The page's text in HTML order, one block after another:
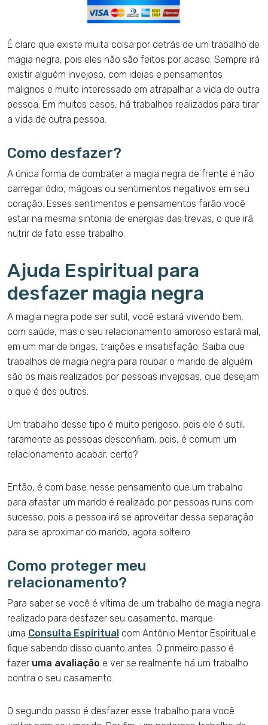
É claro que existe muita coisa por detrás de um trabalho de
magia negra, pois eles não são feitos por acaso. Sempre irá
existir alguém invejoso, com ideias e pensamentos
malignos e muito interessado em atrapalhar a vida de outra
pessoa. Em muitos casos, há trabalhos realizados para tirar
a vida de outra pessoa.
Como desfazer?
A única forma de combater a magia negra de frente é não
carregar ódio, mágoas ou sentimentos negativos em seu
coração. Esses sentimentos e pensamentos farão você
estar na mesma sintonia de energias das trevas, o que irá
nutrir de fato esse trabalho.
Ajuda Espiritual para
desfazer magia negra
A magia negra pode ser sutil, você estará vivendo bem,
com saúde, mas o seu relacionamento amoroso estará mal,
em um mar de brigas, traições e insatisfação. Saiba que
trabalhos de magia negra para roubar o marido de alguém
são os mais realizados por pessoas invejosas, que desejam
o que é dos outros.
Um trabalho desse tipo é muito perigoso, pois ele é sutil,
raramente as pessoas desconfiam, pois, é comum um
relacionamento acabar, certo?
Então, é com base nesse pensamento que um trabalho
para afastar um marido é realizado por pessoas ruins com
sucesso, pois a pessoa irá se aproveitar dessa separação
para se aproximar do marido, agora solteiro.
Como proteger meu
relacionamento?
Para saber se você é vítima de um trabalho de magia negra
realizado para desfazer seu casamento, marque
uma Consulta Espiritual com Antônio Mentor Espiritual e
fique sabendo disso quanto antes. O primeiro passo é
fazer uma avaliação e ver se realmente há um trabalho
contra o seu casamento.
O segundo passo é desfazer esse trabalho para você